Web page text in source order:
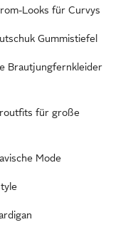
Looks für Curvys
Gummistiefel
Brautjungfernkleider
für große
Mode